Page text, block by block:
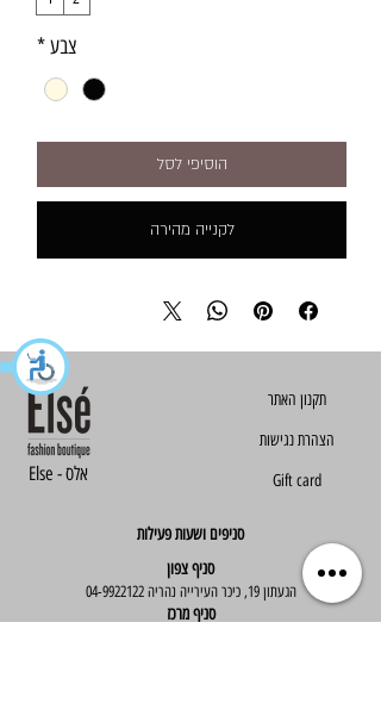
צבע*
הוסיפי לסל
לקנייה מהירה
Else - אלס
תקנון האתר​​
הצהרת נגישות
Gift card
סניפים ושעות פעילות
סניף צפון
הגעתון 19, כיכר העירייה נהריה 04-9922122
סניף מרכז